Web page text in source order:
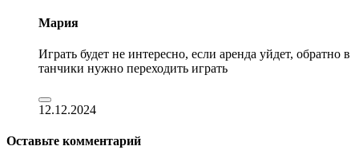
Мария
Играть будет не интересно, если аренда уйдет, обратно в
танчики нужно переходить играть
12.12.2024
Оставьте комментарий